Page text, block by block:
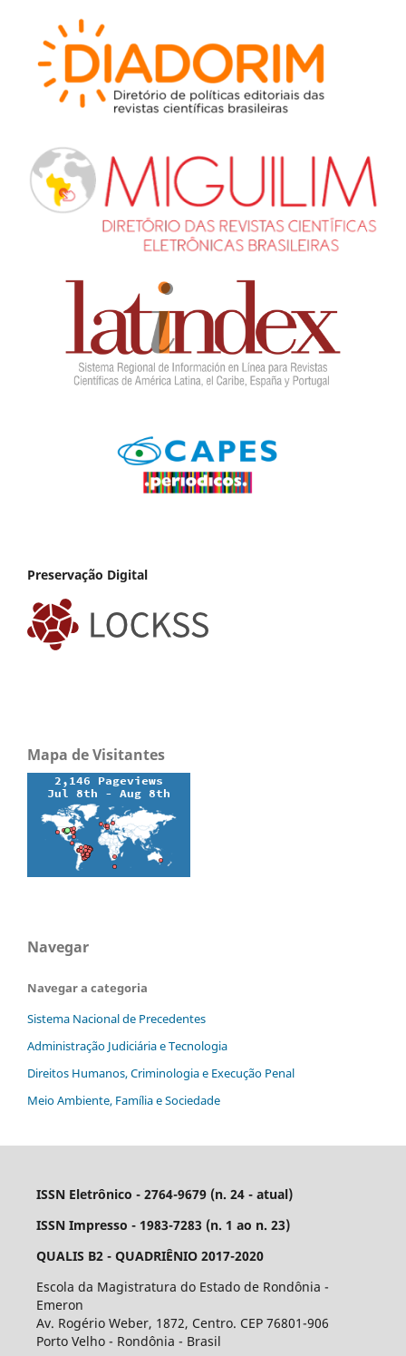
Preservação Digital
Mapa de Visitantes
Navegar
Navegar a categoria
Sistema Nacional de Precedentes
Administração Judiciária e Tecnologia
Direitos Humanos, Criminologia e Execução Penal
Meio Ambiente, Família e Sociedade
ISSN Eletrônico - 2764-9679 (n. 24 - atual)
ISSN Impresso - 1983-7283 (n. 1 ao n. 23)
QUALIS B2 - QUADRIÊNIO 2017-2020
Escola da Magistratura do Estado de Rondônia -
Emeron
Av. Rogério Weber, 1872, Centro. CEP 76801-906
Porto Velho - Rondônia - Brasil